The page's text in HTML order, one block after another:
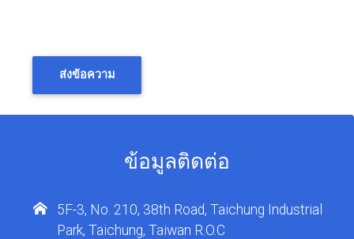
ส่งข้อความ
ข้อมูลติดต่อ
5F-3, No. 210, 38th Road, Taichung Industrial
Park, Taichung, Taiwan R.O.C